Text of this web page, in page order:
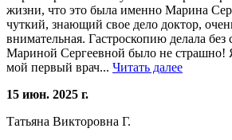
жизни, что это была именно Марина
чуткий, знающий свое дело доктор,
внимательная. Гастроскопию делала
Мариной Сергеевной было не страшно!
мой первый врач... Читать далее
15 июн. 2025 г.
Татьяна Викторовна Г.